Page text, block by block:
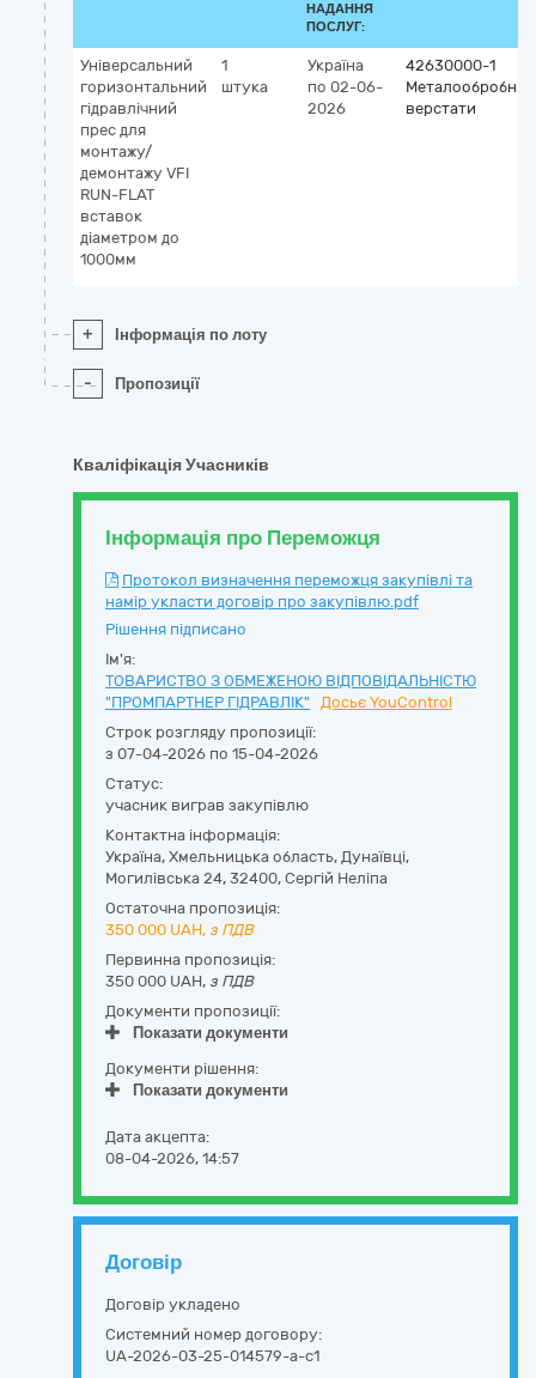
НАДАННЯ
ПОСЛУГ:
Універсальний
горизонтальний
гідравлічний
прес для
монтажу/
демонтажу VFI
RUN-FLAT
вставок
діаметром до
1000мм
1
штука
Україна
по 02-06-
2026
42630000-1
Металообробні
верстати
+ Інформація по лоту
- Пропозиції
Кваліфікація Учасників
Інформація про Переможця
Протокол визначення переможця закупівлі та
намір укласти договір про закупівлю.pdf
Рішення підписано
Ім'я:
ТОВАРИСТВО З ОБМЕЖЕНОЮ ВІДПОВІДАЛЬНІСТЮ
"ПРОМПАРТНЕР ГІДРАВЛІК"
Досьє YouControl
Строк розгляду пропозиції:
з 07-04-2026 по 15-04-2026
Статус:
учасник виграв закупівлю
Контактна інформація:
Україна, Хмельницька область, Дунаївці,
Могилівська 24, 32400, Сергій Неліпа
Остаточна пропозиція:
350 000 UAH, з ПДВ
Первинна пропозиція:
350 000 UAH, з ПДВ
Документи пропозиції:
Показати документи
Документи рішення:
Показати документи
Дата акцепта:
08-04-2026, 14:57
Договір
Договір укладено
Системний номер договору:
UA-2026-03-25-014579-a-c1